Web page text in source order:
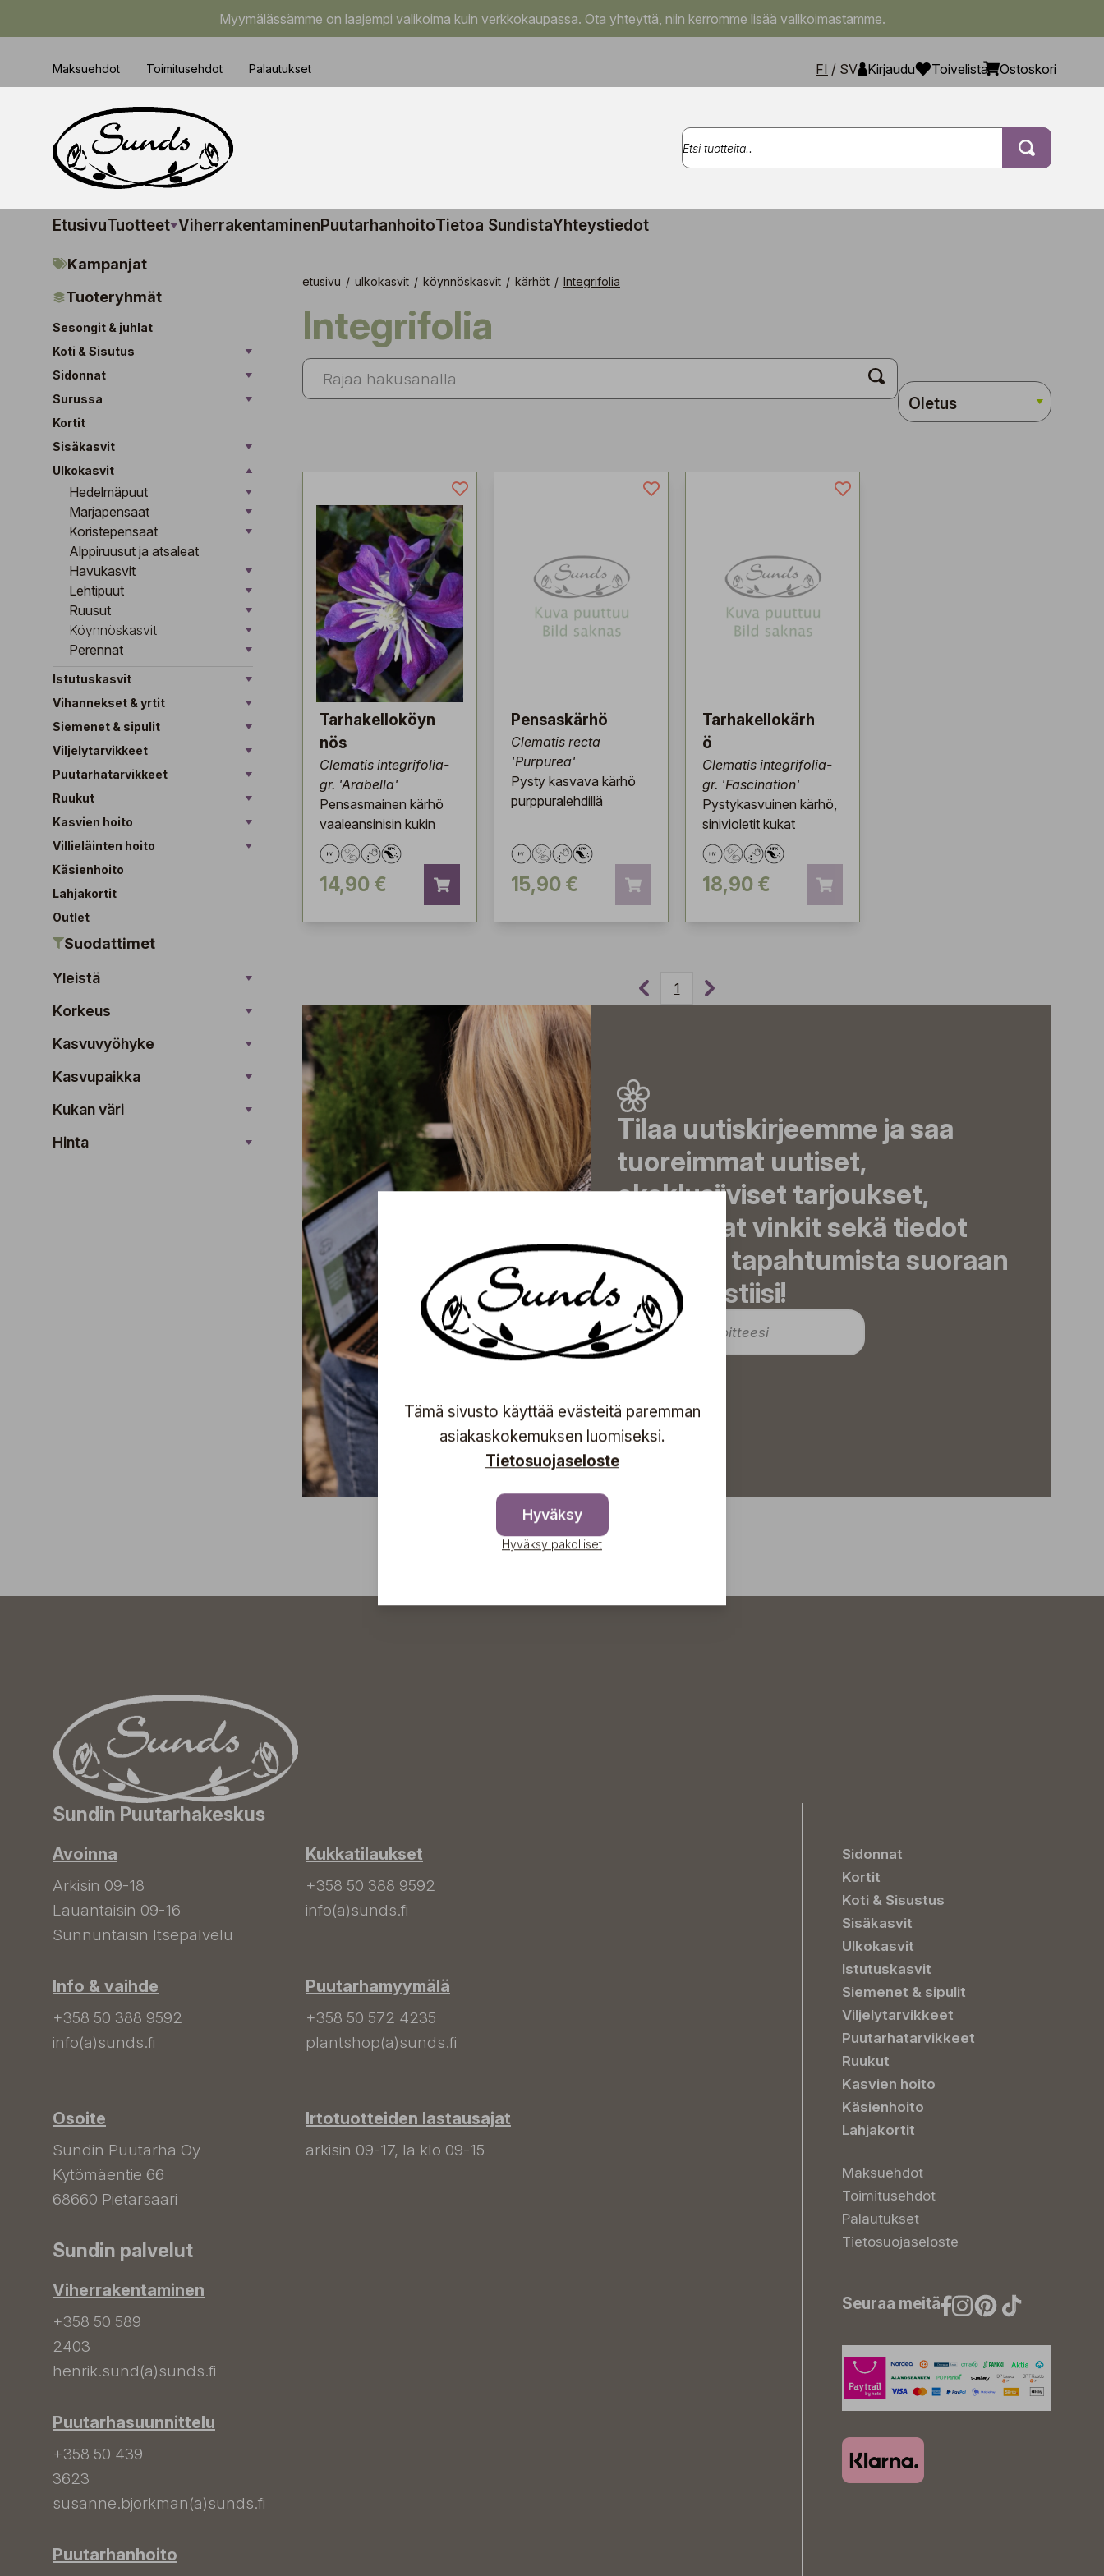
Myymälässämme on laajempi valikoima kuin verkkokaupassa. Ota yhteyttä, niin kerromme lisää valikoimastamme.
Maksuehdot Toimitusehdot Palautukset FI / SV Kirjaudu Toivelista Ostoskori
EtusivuTuotteet ViherrakentaminenPuutarhanhoitoTietoa SundistaYhteystiedot
Kampanjat
Tuoteryhmät
Sesongit & juhlat
Koti & Sisutus
Sidonnat
Surussa
Kortit
Sisäkasvit
Ulkokasvit
Hedelmäpuut
Marjapensaat
Koristepensaat
Alppiruusut ja atsaleat
Havukasvit
Lehtipuut
Ruusut
Köynnöskasvit
Perennat
Istutuskasvit
Vihannekset & yrtit
Siemenet & sipulit
Viljelytarvikkeet
Puutarhatarvikkeet
Ruukut
Kasvien hoito
Villieläinten hoito
Käsienhoito
Lahjakortit
Outlet
Suodattimet
Yleistä
Korkeus
Kasvuvyöhyke
Kasvupaikka
Kukan väri
Hinta
etusivu / ulkokasvit / köynnöskasvit / kärhöt / Integrifolia
Integrifolia
Tarhakelloköyn
nös
Clematis integrifolia-
gr. 'Arabella'
Pensasmainen kärhö
vaaleansinisin kukin
14,90 €
Pensaskärhö
Clematis recta
'Purpurea'
Pysty kasvava kärhö
purppuralehdillä
15,90 €
Tarhakellokärh
ö
Clematis integrifolia-
gr. 'Fascination'
Pystykasvuinen kärhö,
sinivioletit kukat
18,90 €
1
Tilaa uutiskirjeemme ja saa
tuoreimmat uutiset,
eksklusiiviset tarjoukset,
inspiroivat vinkit sekä tiedot
tulevista tapahtumista suoraan
sähköpostiisi!
Sundin Puutarhakeskus
Avoinna
Arkisin 09-18
Lauantaisin 09-16
Sunnuntaisin Itsepalvelu
Info & vaihde
+358 50 388 9592
info(a)sunds.fi
Osoite
Sundin Puutarha Oy
Kytömäentie 66
68660 Pietarsaari
Kukkatilaukset
+358 50 388 9592
info(a)sunds.fi
Puutarhamyymälä
+358 50 572 4235
plantshop(a)sunds.fi
Irtotuotteiden lastausajat
arkisin 09-17, la klo 09-15
Sundin palvelut
Viherrakentaminen
+358 50 589
2403
henrik.sund(a)sunds.fi
Puutarhasuunnittelu
+358 50 439
3623
susanne.bjorkman(a)sunds.fi
Puutarhanhoito
Sidonnat
Kortit
Koti & Sisustus
Sisäkasvit
Ulkokasvit
Istutuskasvit
Siemenet & sipulit
Viljelytarvikkeet
Puutarhatarvikkeet
Ruukut
Kasvien hoito
Käsienhoito
Lahjakortit
Maksuehdot
Toimitusehdot
Palautukset
Tietosuojaseloste
Seuraa meitä
Tämä sivusto käyttää evästeitä paremman
asiakaskokemuksen luomiseksi.
Tietosuojaseloste
Hyväksy
Hyväksy pakolliset